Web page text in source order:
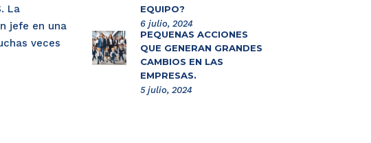
La
jefe en una
veces
EQUIPO?
6 julio, 2024
PEQUEÑAS ACCIONES
QUE GENERAN GRANDES
CAMBIOS EN LAS
EMPRESAS.
5 julio, 2024